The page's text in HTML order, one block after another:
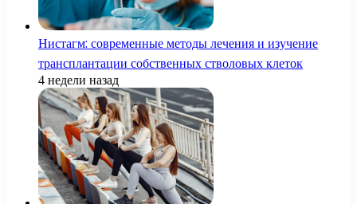
Нистагм: современные методы лечения и изучение
трансплантации собственных стволовых клеток
4 недели назад